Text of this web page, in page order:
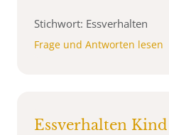
Stichwort: Essverhalten
Frage und Antworten lesen
Essverhalten Kind